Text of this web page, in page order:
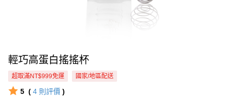
輕巧高蛋白搖搖杯
超取滿NT$999免運 國家/地區配送
5 ( 4 則評價 )